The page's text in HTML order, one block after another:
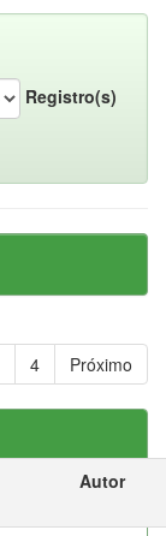
Registro(s)
4 Próximo
Autor